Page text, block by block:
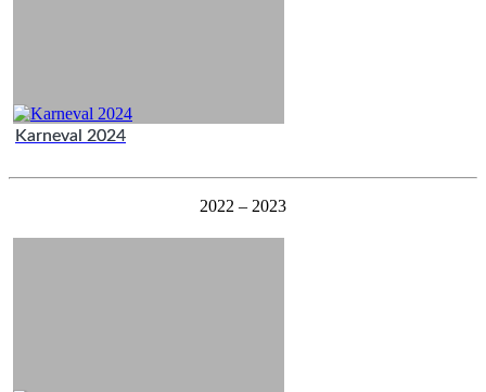
Karneval 2024
2022 – 2023